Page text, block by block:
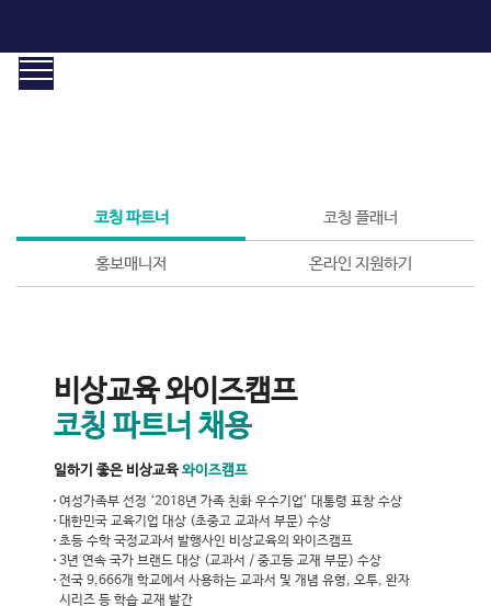
코칭 파트너 코칭 플래너
홍보매니저 온라인 지원하기
비상교육 와이즈캠프
코칭 파트너 채용
일하기 좋은 비상교육와이즈캠프
여성가족부 선정 ‘2018년 가족 친화 우수기업’ 대통령 표창 수상
대한민국 교육기업 대상 (초중고 교과서 부문) 수상
초등 수학 국정교과서 발행사인 비상교육의 와이즈캠프
3년 연속 국가 브랜드 대상 (교과서 / 중고등 교재 부문) 수상
전국 9,666개 학교에서 사용하는 교과서 및 개념 유형, 오투, 완자
시리즈 등 학습 교재 발간